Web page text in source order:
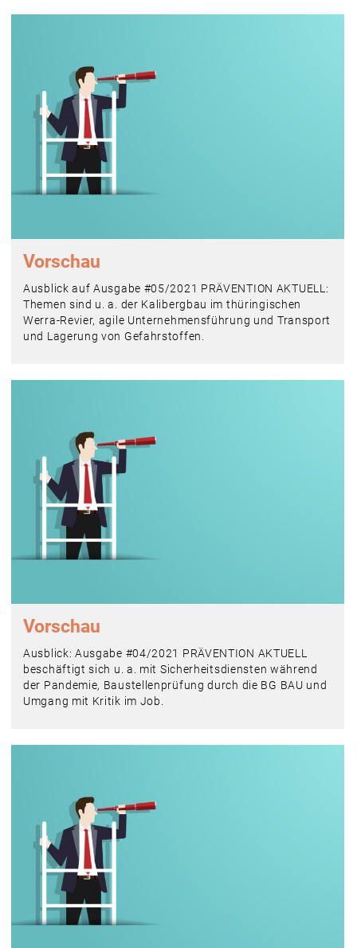
Vorschau
Ausblick auf Ausgabe #05/2021 PRÄVENTION AKTUELL:
Themen sind u. a. der Kalibergbau im thüringischen
Werra-Revier, agile Unternehmensführung und Transport
und Lagerung von Gefahrstoffen.
Vorschau
Ausblick: Ausgabe #04/2021 PRÄVENTION AKTUELL
beschäftigt sich u. a. mit Sicherheitsdiensten während
der Pandemie, Baustellenprüfung durch die BG BAU und
Umgang mit Kritik im Job.